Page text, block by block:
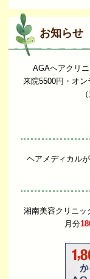
お知らせ
AGAヘアクリ
来院5500円・オ
ヘアメディカル
湘南美容クリニッ
月分